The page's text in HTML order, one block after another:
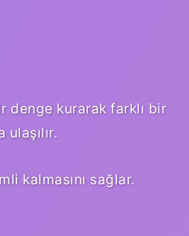
denge kurarak farklı bir
ulaşılır.
kalmasını sağlar.